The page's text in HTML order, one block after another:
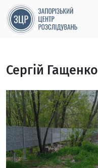
Сергій Гащенко